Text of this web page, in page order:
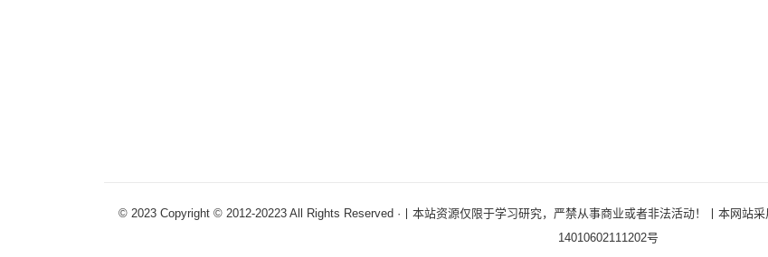
© 2023 Copyright © 2012-20223 All Rights Reserved ·丨本站资源仅限于学习研究，严禁从事商业或者非法活动！丨本网站
14010602111202号